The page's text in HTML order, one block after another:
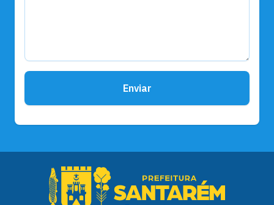
Enviar